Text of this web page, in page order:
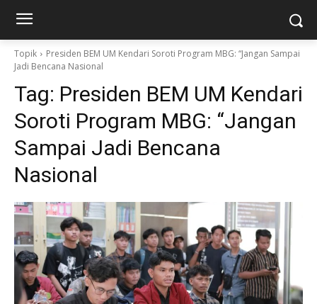
Topik
Presiden BEM UM Kendari Soroti Program MBG: “Jangan Sampai
Jadi Bencana Nasional
Tag: Presiden BEM UM Kendari
Soroti Program MBG: “Jangan
Sampai Jadi Bencana
Nasional